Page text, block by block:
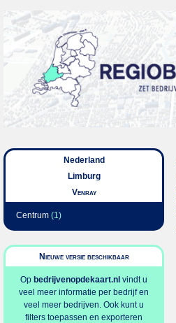
Nederland
Limburg
Venray
Centrum (1)
Nieuwe versie beschikbaar
Op bedrijvenopdekaart.nl vindt u
veel meer informatie per bedrijf en
veel meer bedrijven. Ook kunt u
filters toepassen en exporteren